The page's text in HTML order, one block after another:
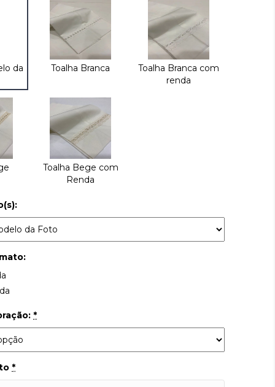
da
Toalha Branca
Toalha Branca com
renda
Toalha Bege com
Renda
*
*